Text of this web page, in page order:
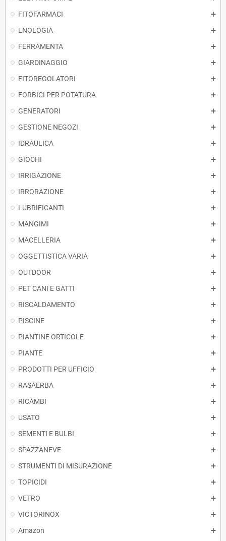
FITOFARMACI
ENOLOGIA
FERRAMENTA
GIARDINAGGIO
FITOREGOLATORI
FORBICI PER POTATURA
GENERATORI
GESTIONE NEGOZI
IDRAULICA
GIOCHI
IRRIGAZIONE
IRRORAZIONE
LUBRIFICANTI
MANGIMI
MACELLERIA
OGGETTISTICA VARIA
OUTDOOR
PET CANI E GATTI
RISCALDAMENTO
PISCINE
PIANTINE ORTICOLE
PIANTE
PRODOTTI PER UFFICIO
RASAERBA
RICAMBI
USATO
SEMENTI E BULBI
SPAZZANEVE
STRUMENTI DI MISURAZIONE
TOPICIDI
VETRO
VICTORINOX
Amazon